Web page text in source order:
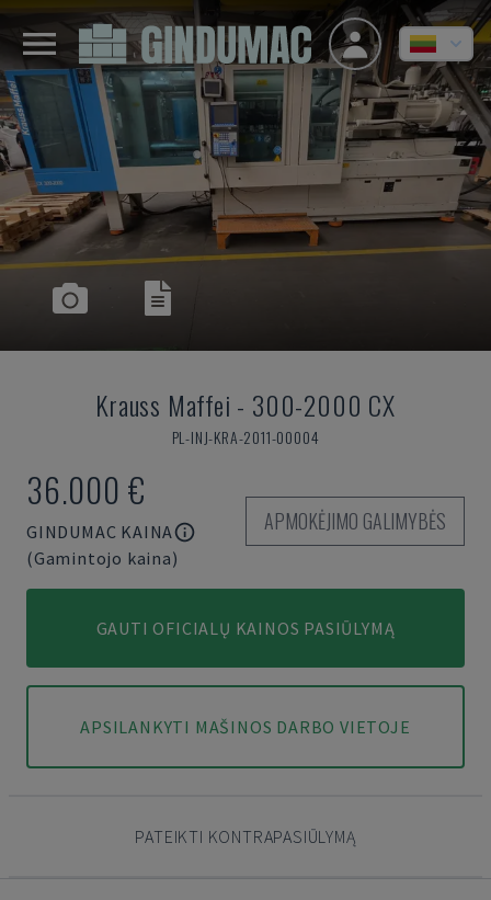
Krauss Maffei - 300-2000 CX
PL-INJ-KRA-2011-00004
36.000 €
GINDUMAC KAINA
(Gamintojo kaina)
APMOKĖJIMO GALIMYBĖS
GAUTI OFICIALŲ KAINOS PASIŪLYMĄ
APSILANKYTI MAŠINOS DARBO VIETOJE
PATEIKTI KONTRAPASIŪLYMĄ